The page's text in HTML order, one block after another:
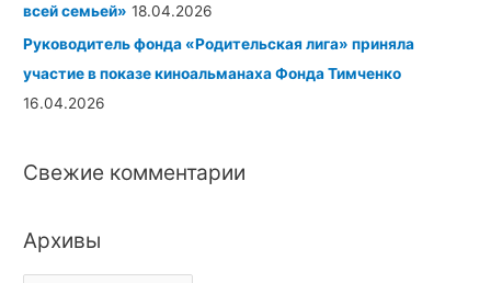
всей семьей» 18.04.2026
Руководитель фонда «Родительская лига» приняла
участие в показе киноальманахаФонда Тимченко
16.04.2026
Свежие комментарии
Архивы